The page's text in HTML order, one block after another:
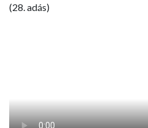
(28. adás)